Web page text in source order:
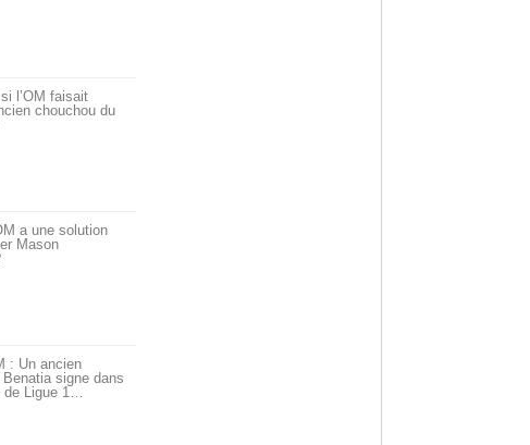
l’OM faisait
chouchou du
a une solution
Mason
: Un ancien
signe dans
de Ligue 1…